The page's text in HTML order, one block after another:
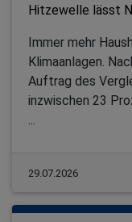
Hitzewelle lässt
Immer mehr
Klimaanlagen.
Auftrag des
inzwischen 23
...
29.07.2026